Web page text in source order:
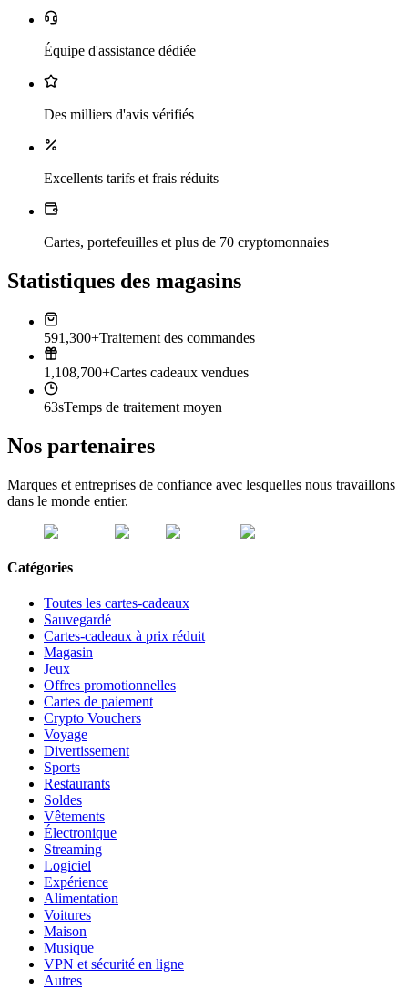
Équipe d'assistance dédiée
Des milliers d'avis vérifiés
Excellents tarifs et frais réduits
Cartes, portefeuilles et plus de 70 cryptomonnaies
Statistiques des magasins
591,300+Traitement des commandes
1,108,700+Cartes cadeaux vendues
63sTemps de traitement moyen
Nos partenaires
Marques et entreprises de confiance avec lesquelles nous travaillons
dans le monde entier.
Catégories
Toutes les cartes-cadeaux
Sauvegardé
Cartes-cadeaux à prix réduit
Magasin
Jeux
Offres promotionnelles
Cartes de paiement
Crypto Vouchers
Voyage
Divertissement
Sports
Restaurants
Soldes
Vêtements
Électronique
Streaming
Logiciel
Expérience
Alimentation
Voitures
Maison
Musique
VPN et sécurité en ligne
Autres